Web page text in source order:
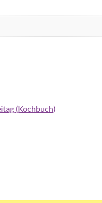
(Kochbuch)